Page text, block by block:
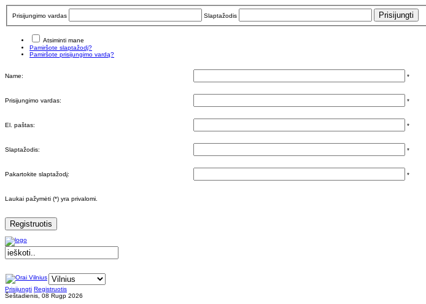
Prisijungimo vardas Slaptažodis
Atsiminti mane
Pamiršote slaptažodį?
Pamiršote prisijungimo vardą?
Name: *
Prisijungimo vardas: *
El. paštas: *
Slaptažodis: *
Pakartokite slaptažodį: *
Laukai pažymėti (*) yra privalomi.
Registruotis
Prisijungti Registruotis
Šeštadienis, 08 Rugp 2026